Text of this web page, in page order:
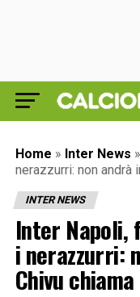
Home » Inter News »
nerazzurri: non andrà
INTER NEWS
Inter
i nerazzurri:
Chivu